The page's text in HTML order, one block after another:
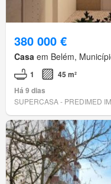
380 000 €
Casa em Belém,
1
45 m²
Há 9 dias
SUPERCASA - PREDIMED